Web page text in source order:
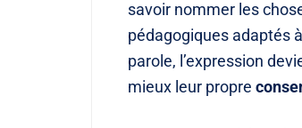
savoir nommer les
pédagogiques adaptés
parole, l’expression
mieux leur propre